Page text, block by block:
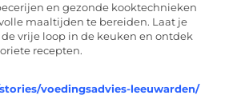
en gezonde kooktechnieken
maaltijden te bereiden. Laat je
vrije loop in de keuken en ontdek
recepten.
voedingsadvies-leeuwarden/